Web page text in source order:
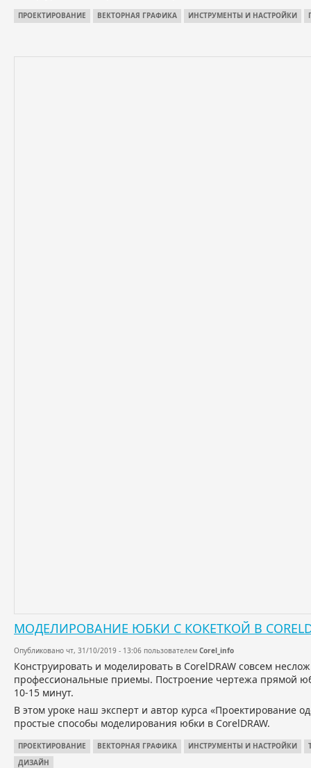
ПРОЕКТИРОВАНИЕ ВЕКТОРНАЯ ГРАФИКА ИНСТРУМЕНТЫ И НАСТРОЙКИ
МОДЕЛИРОВАНИЕ ЮБКИ С КОКЕТКОЙ В
Опубликовано чт, 31/10/2019 - 13:06 пользователем Corel_info
Конструировать и моделировать в CorelDRAW совсем
профессиональные приемы. Построение чертежа прямой
10-15 минут.
В этом уроке наш эксперт и автор курса «Проектирование
простые способы моделирования юбки в CorelDRAW.
ПРОЕКТИРОВАНИЕ ВЕКТОРНАЯ ГРАФИКА ИНСТРУМЕНТЫ И НАСТРОЙКИ
ДИЗАЙН